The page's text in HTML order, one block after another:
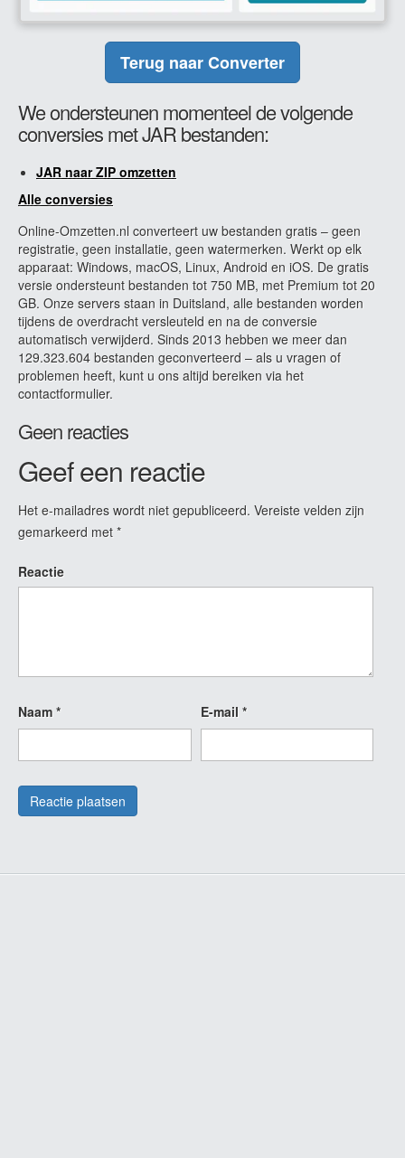
Terug naar Converter
We ondersteunen momenteel de volgende
conversies met JAR bestanden:
JAR naar ZIP omzetten
Alle conversies
Online-Omzetten.nl converteert uw bestanden gratis – geen
registratie, geen installatie, geen watermerken. Werkt op elk
apparaat: Windows, macOS, Linux, Android en iOS. De gratis
versie ondersteunt bestanden tot 750 MB, met Premium tot 20
GB. Onze servers staan in Duitsland, alle bestanden worden
tijdens de overdracht versleuteld en na de conversie
automatisch verwijderd. Sinds 2013 hebben we meer dan
129.323.604 bestanden geconverteerd – als u vragen of
problemen heeft, kunt u ons altijd bereiken via het
contactformulier.
Geen reacties
Geef een reactie
Het e-mailadres wordt niet gepubliceerd. Vereiste velden zijn
gemarkeerd met *
Reactie
Naam * E-mail *